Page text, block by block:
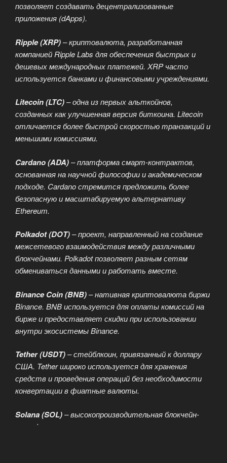
позволяет создавать децентрализованные
приложения (dApps).
Ripple (XRP)– криптовалюта, разработанная
компанией Ripple Labs для обеспечения быстрых и
дешевых международных платежей. XRP часто
используется банками и финансовыми учреждениями.
Litecoin (LTC)– одна из первых альткойнов,
созданных как улучшенная версия биткоина. Litecoin
отличается более быстрой скоростью транзакций и
меньшими комиссиями.
Cardano (ADA)– платформа смарт-контрактов,
основанная на научной философии и академическом
подходе. Cardano стремится предложить более
безопасную и масштабируемую альтернативу
Ethereum.
Polkadot (DOT)– проект, направленный на создание
межсетевого взаимодействия между различными
блокчейнами. Polkadot позволяет разным сетям
обмениваться данными и работать вместе.
Binance Coin (BNB)– нативная криптовалюта биржи
Binance. BNB используется для оплаты комиссий на
бирже и предоставляет скидки при использовании
внутри экосистемы Binance.
Tether (USDT)– стейблкоин, привязанный к доллару
США. Tether широко используется для хранения
средств и проведения операций без необходимости
конвертации в фиатные валюты.
Solana (SOL)– высокопроизводительная блокчейн-
платформа, ориентированная на скорость и низкую